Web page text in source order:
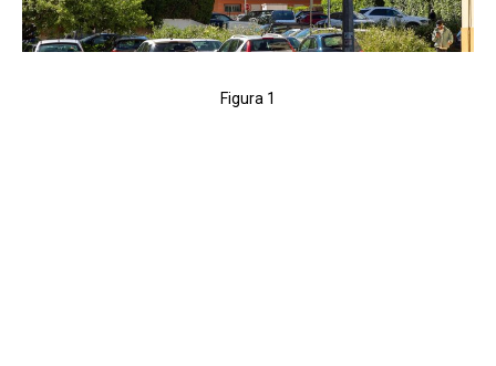
Figura 1